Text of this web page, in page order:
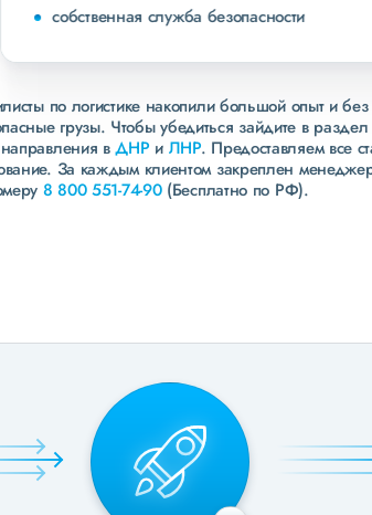
и
по логистике накопили большой опыт и
грузы. Чтобы убедиться зайдите в
вДНР и ЛНР. Предоставляем все
За каждым клиентом закреплен
8 800 551-74-90(Бесплатно по РФ).